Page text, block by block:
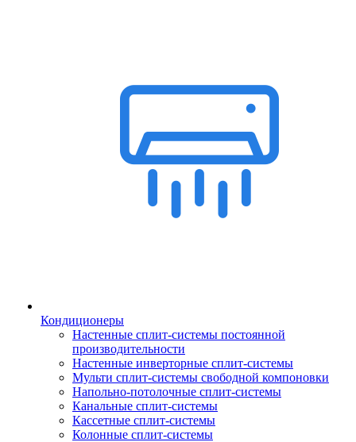
Кондиционеры
Настенные сплит-системы постоянной
производительности
Настенные инверторные сплит-системы
Мульти сплит-системы свободной компоновки
Напольно-потолочные сплит-системы
Канальные сплит-системы
Кассетные сплит-системы
Колонные сплит-системы